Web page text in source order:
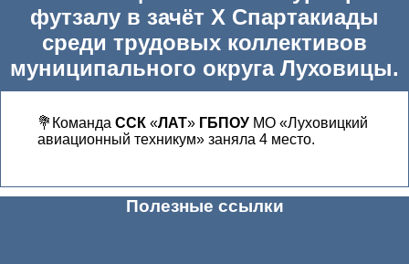
футзалу в зачёт X Спартакиады
среди трудовых коллективов
муниципального округа Луховицы.
💐Команда ССК «ЛАТ» ГБПОУ МО «Луховицкий
авиационный техникум» заняла 4 место.
Полезные ссылки